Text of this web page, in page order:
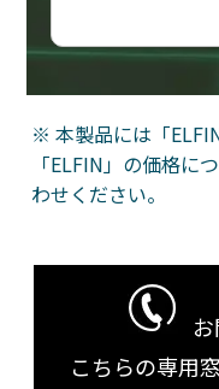
※ 本製品には「
「ELFIN」の価格に
わせください。
こちらの専用